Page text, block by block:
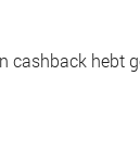
cashback hebt